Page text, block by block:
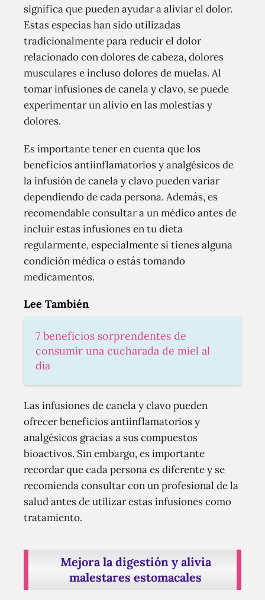
significa que pueden ayudar a aliviar el dolor.
Estas especias han sido utilizadas
tradicionalmente para reducir el dolor
relacionado con dolores de cabeza, dolores
musculares e incluso dolores de muelas. Al
tomar infusiones de canela y clavo, se puede
experimentar un alivio en las molestias y
dolores.
Es importante tener en cuenta que los
beneficios antiinflamatorios y analgésicos de
la infusión de canela y clavo pueden variar
dependiendo de cada persona. Además, es
recomendable consultar a un médico antes de
incluir estas infusiones en tu dieta
regularmente, especialmente si tienes alguna
condición médica o estás tomando
medicamentos.
Lee También
7 beneficios sorprendentes de
consumir una cucharada de miel al
día
Las infusiones de canela y clavo pueden
ofrecer beneficios antiinflamatorios y
analgésicos gracias a sus compuestos
bioactivos. Sin embargo, es importante
recordar que cada persona es diferente y se
recomienda consultar con un profesional de la
salud antes de utilizar estas infusiones como
tratamiento.
Mejora la digestión y alivia
malestares estomacales